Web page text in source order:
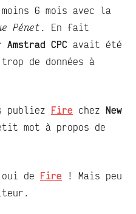
6 mois avec la
Pénet. En fait
Amstrad CPC avait été
de données à
publiez Fire chez New
mot à propos de
de Fire ! Mais peu